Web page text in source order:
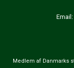
Email:
Medlem af Danmarks